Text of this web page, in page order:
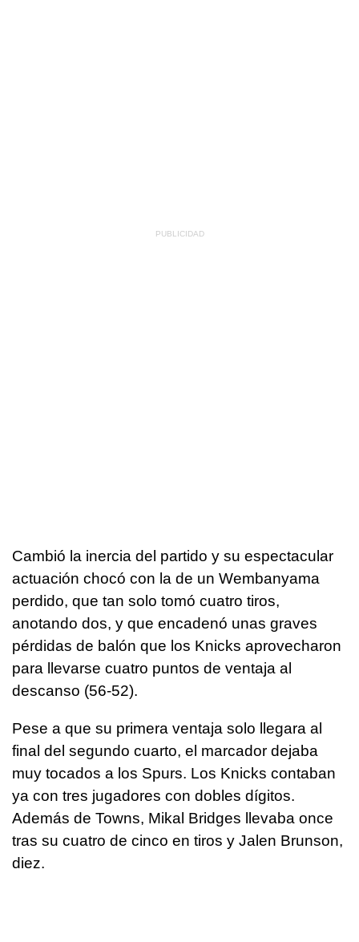
Cambió la inercia del partido y su espectacular
actuación chocó con la de un Wembanyama
perdido, que tan solo tomó cuatro tiros,
anotando dos, y que encadenó unas graves
pérdidas de balón que los Knicks aprovecharon
para llevarse cuatro puntos de ventaja al
descanso (56-52).
Pese a que su primera ventaja solo llegara al
final del segundo cuarto, el marcador dejaba
muy tocados a los Spurs. Los Knicks contaban
ya con tres jugadores con dobles dígitos.
Además de Towns, Mikal Bridges llevaba once
tras su cuatro de cinco en tiros y Jalen Brunson,
diez.